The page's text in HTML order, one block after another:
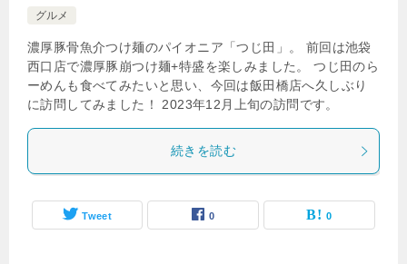
グルメ
濃厚豚骨魚介つけ麺のパイオニア「つじ田」。 前回は池袋
西口店で濃厚豚崩つけ麺+特盛を楽しみました。 つじ田のら
ーめんも食べてみたいと思い、今回は飯田橋店へ久しぶり
に訪問してみました！ 2023年12月上旬の訪問です。
続きを読む
Tweet 0 0